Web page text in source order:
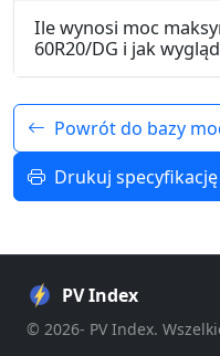
Ile wynosi moc
60R20/DG i jak
Powrót do bazy
Drukuj specyfikację
PV Index
© 2026- PV Index.